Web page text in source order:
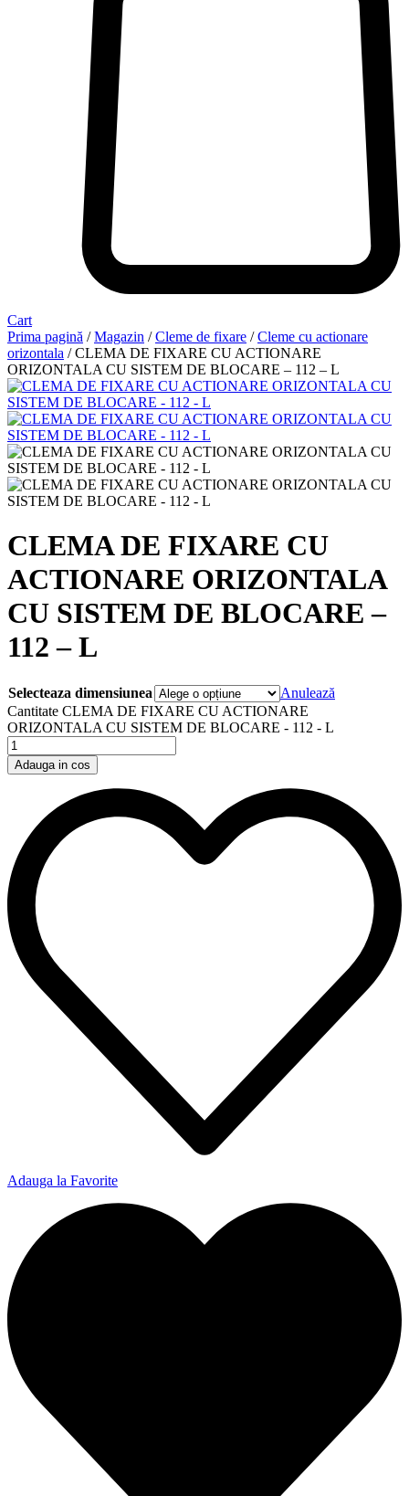
Cart
Prima pagină /Magazin /Cleme de fixare /Cleme cu actionare
orizontala / CLEMA DE FIXARE CU ACTIONARE
ORIZONTALA CU SISTEM DE BLOCARE – 112 – L
CLEMA DE FIXARE CU
ACTIONARE ORIZONTALA
CU SISTEM DE BLOCARE –
112 – L
Selecteaza dimensiunea
Anulează
Cantitate CLEMA DE FIXARE CU ACTIONARE
ORIZONTALA CU SISTEM DE BLOCARE - 112 - L
Adauga in cos
Adauga la Favorite